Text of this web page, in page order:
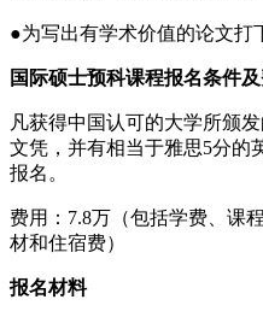
●为写出有学术价值的论文打
国际硕士预科课程报名条件及
凡获得中国认可的大学所颁
文凭，并有相当于雅思5分的
报名。
费用：7.8万（包括学费、课
材和住宿费）
报名材料